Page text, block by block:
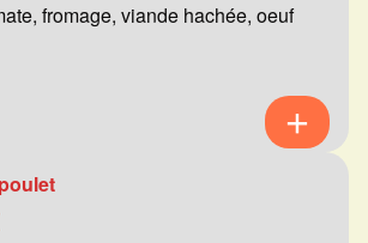
fromage, viande hachée, oeuf